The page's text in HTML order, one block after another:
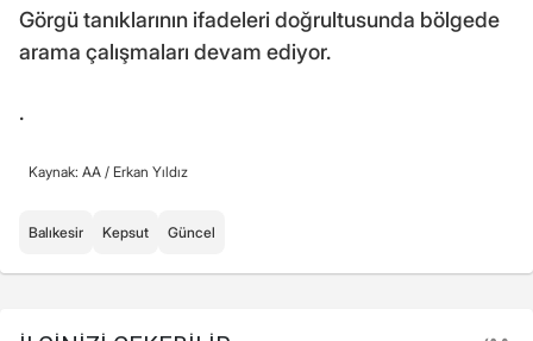
Görgü tanıklarının ifadeleri doğrultusunda bölgede
arama çalışmaları devam ediyor.
.
Kaynak: AA / Erkan Yıldız
Balıkesir Kepsut Güncel